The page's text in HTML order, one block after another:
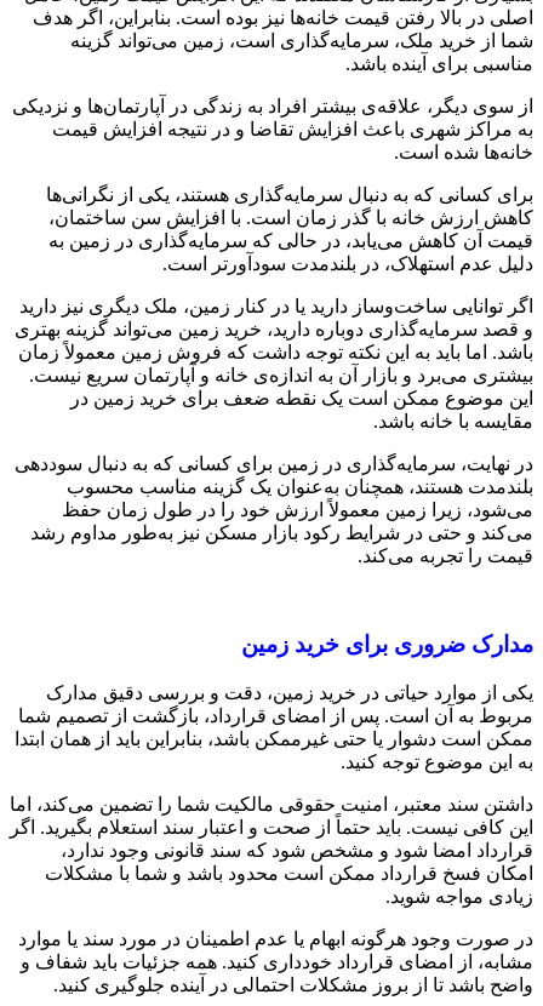
اصلی در بالا رفتن قیمت خانه‌ها نیز بوده است. بنابراین، اگر هدف
شما از خرید ملک، سرمایه‌گذاری است، زمین می‌تواند گزینه
مناسبی برای آینده باشد.
از سوی دیگر، علاقه‌ی بیشتر افراد به زندگی در آپارتمان‌ها و نزدیکی
به مراکز شهری باعث افزایش تقاضا و در نتیجه افزایش قیمت
خانه‌ها شده است.
برای کسانی که به دنبال سرمایه‌گذاری هستند، یکی از نگرانی‌ها
کاهش ارزش خانه با گذر زمان است. با افزایش سن ساختمان،
قیمت آن کاهش می‌یابد، در حالی که سرمایه‌گذاری در زمین به
دلیل عدم استهلاک، در بلندمدت سودآورتر است.
اگر توانایی ساخت‌وساز دارید یا در کنار زمین، ملک دیگری نیز دارید
و قصد سرمایه‌گذاری دوباره دارید، خرید زمین می‌تواند گزینه بهتری
باشد. اما باید به این نکته توجه داشت که فروش زمین معمولاً زمان
بیشتری می‌برد و بازار آن به اندازه‌ی خانه و آپارتمان سریع نیست.
این موضوع ممکن است یک نقطه ضعف برای خرید زمین در
مقایسه با خانه باشد.
در نهایت، سرمایه‌گذاری در زمین برای کسانی که به دنبال سوددهی
بلندمدت هستند، همچنان به‌عنوان یک گزینه مناسب محسوب
می‌شود، زیرا زمین معمولاً ارزش خود را در طول زمان حفظ
می‌کند و حتی در شرایط رکود بازار مسکن نیز به‌طور مداوم رشد
قیمت را تجربه می‌کند.
مدارک ضروری برای خرید زمین
یکی از موارد حیاتی در خرید زمین، دقت و بررسی دقیق مدارک
مربوط به آن است. پس از امضای قرارداد، بازگشت از تصمیم شما
ممکن است دشوار یا حتی غیرممکن باشد، بنابراین باید از همان ابتدا
به این موضوع توجه کنید.
داشتن سند معتبر، امنیت حقوقی مالکیت شما را تضمین می‌کند، اما
این کافی نیست. باید حتماً از صحت و اعتبار سند استعلام بگیرید. اگر
قرارداد امضا شود و مشخص شود که سند قانونی وجود ندارد،
امکان فسخ قرارداد ممکن است محدود باشد و شما با مشکلات
زیادی مواجه شوید.
در صورت وجود هرگونه ابهام یا عدم اطمینان در مورد سند یا موارد
مشابه، از امضای قرارداد خودداری کنید. همه جزئیات باید شفاف و
واضح باشد تا از بروز مشکلات احتمالی در آینده جلوگیری کنید.